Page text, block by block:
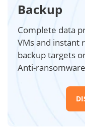
Backup
Complete data
VMs and instant
backup targets
Anti-